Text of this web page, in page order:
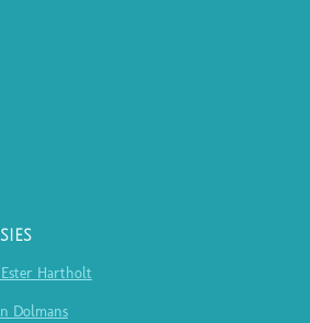
Ester Hartholt
Dolmans